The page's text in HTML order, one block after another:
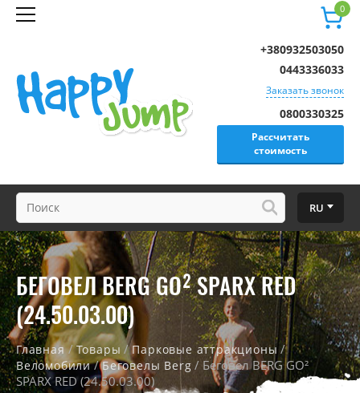
0
0800330325
Рассчитать
стоимость
+380932503050
0443336033
Заказать звонок
RU
БЕГОВЕЛ BERG GO² SPARX RED
(24.50.03.00)
Главная/Товары /Парковые аттракционы /
Веломобили/Беговелы Berg / Беговел BERG GO²
SPARX RED (24.50.03.00)